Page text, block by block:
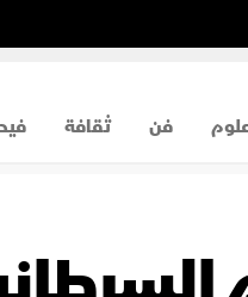
فن ثقافة